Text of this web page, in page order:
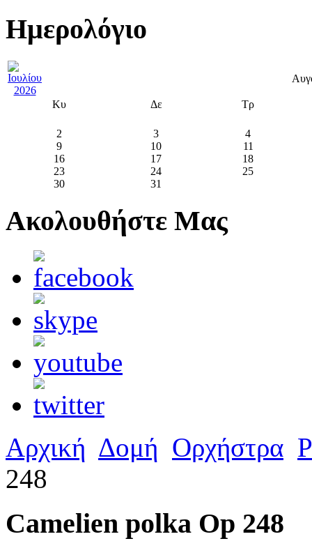
Ημερολόγιο
Κυ Δε Τρ
2 3
4
9
10
11
16
17
18
23
24
25
30
31
Ακολουθήστε Μας
Αρχική Δομή Ορχήστρα
248
Camelien polka Op 248